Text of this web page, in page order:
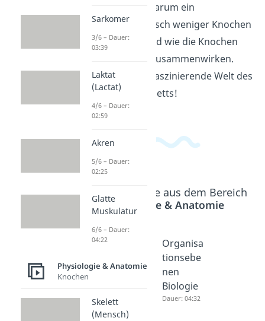
dir anschaulich, warum ein
erwachsener Mensch weniger Knochen
hat als ein Kind und wie die Knochen
unseres Körpers zusammenwirken.
Tauche ein in die faszinierende Welt des
menschlichen Skeletts!
Beliebte Inhalte aus dem Bereich
Physiologie & Anatomie
Gebiss
Dauer: 04:41
Organisa
tionsebe
nen
Biologie
Dauer: 04:32
Sarkomer
3/6 – Dauer:
03:39
Laktat
(Lactat)
4/6 – Dauer:
02:59
Akren
5/6 – Dauer:
02:25
Glatte
Muskulatur
6/6 – Dauer:
04:22
Physiologie & Anatomie
Knochen
Skelett
(Mensch)